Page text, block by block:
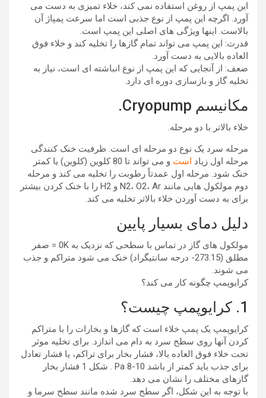
این پمپ از روغن استفاده نمی کند، خلاء تمیزی به دست می
آورد. اگرچه این پمپ از نوع جذبی است اما سرعت پمپاژ آن
بالاست. اینها ویژگی های اصلی این پمپ است.
قدرت: این پمپ می تواند تمام گازها را تخلیه کند و خلاء فوق
العاده بالایی به دست آورد.
ضعف: از آنجایی که این پمپ از نوع انباشته ای است، نیاز به
تخلیه گاز و بازسازی دوره ای دارد.
مکانیسم Cryopump.
خلاء بالاتر با دو مرحله.
مرحله سرد یک نوع دو مرحله ای است. ظرفیت خنک کنندگی
مرحله اول زیاد است
و می تواند تا 80 کلوین (کلوین) یا کمتر
خنک شود. مرحله اول عمدتاً رطوبت را تخلیه می کند و مرحله
دوم مولکول هایی مانند N2، O2، Ar و H2 را با خنک کردن بیشتر
برای به دست آوردن خلاء بالاتر تخلیه می کند.
دلیل دمای بسیار پایین
مولکول های گاز در تماس با سطحی که نزدیک به 0K = صفر
مطلق (273.15- درجه سانتیگراد) خنک می شود متراکم و جذب
می شوند.
کرایوپمپ چگونه کار می کند؟
1. کرایوپمپ چیست؟
کرایوپمپ یک پمپ خلاء است که گازها و بخارات را با متراکم
کردن آنها روی سطح سرد به دام می اندازد. برای تخلیه موثر
تحت خلاء فوق العاده بالا، فشار بخار برای تراکم، یا فشار تعادل
برای جذب باید کمتر از باشد 10-8 Pa . شکل 1 فشار بخار
گازهای مختلف را نشان می دهد.
با توجه به این شکل، اگر سطح سرد شده مانند سطح سرما و